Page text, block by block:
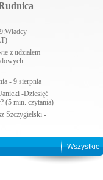
z udziałem
- 9 sierpnia
-Dziesięć
(5 min. czytania)
Szczygielski -
Wszystkie